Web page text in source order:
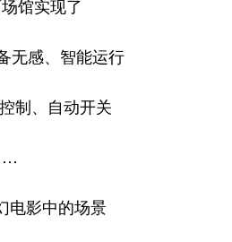
馆实现了
无感、智能运行
制、自动开关
电影中的场景